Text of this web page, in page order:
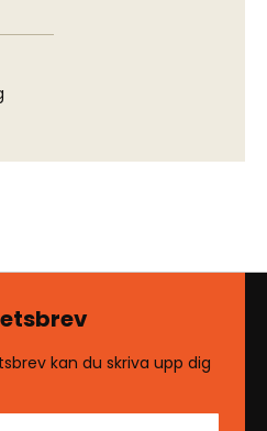
kan du skriva upp dig